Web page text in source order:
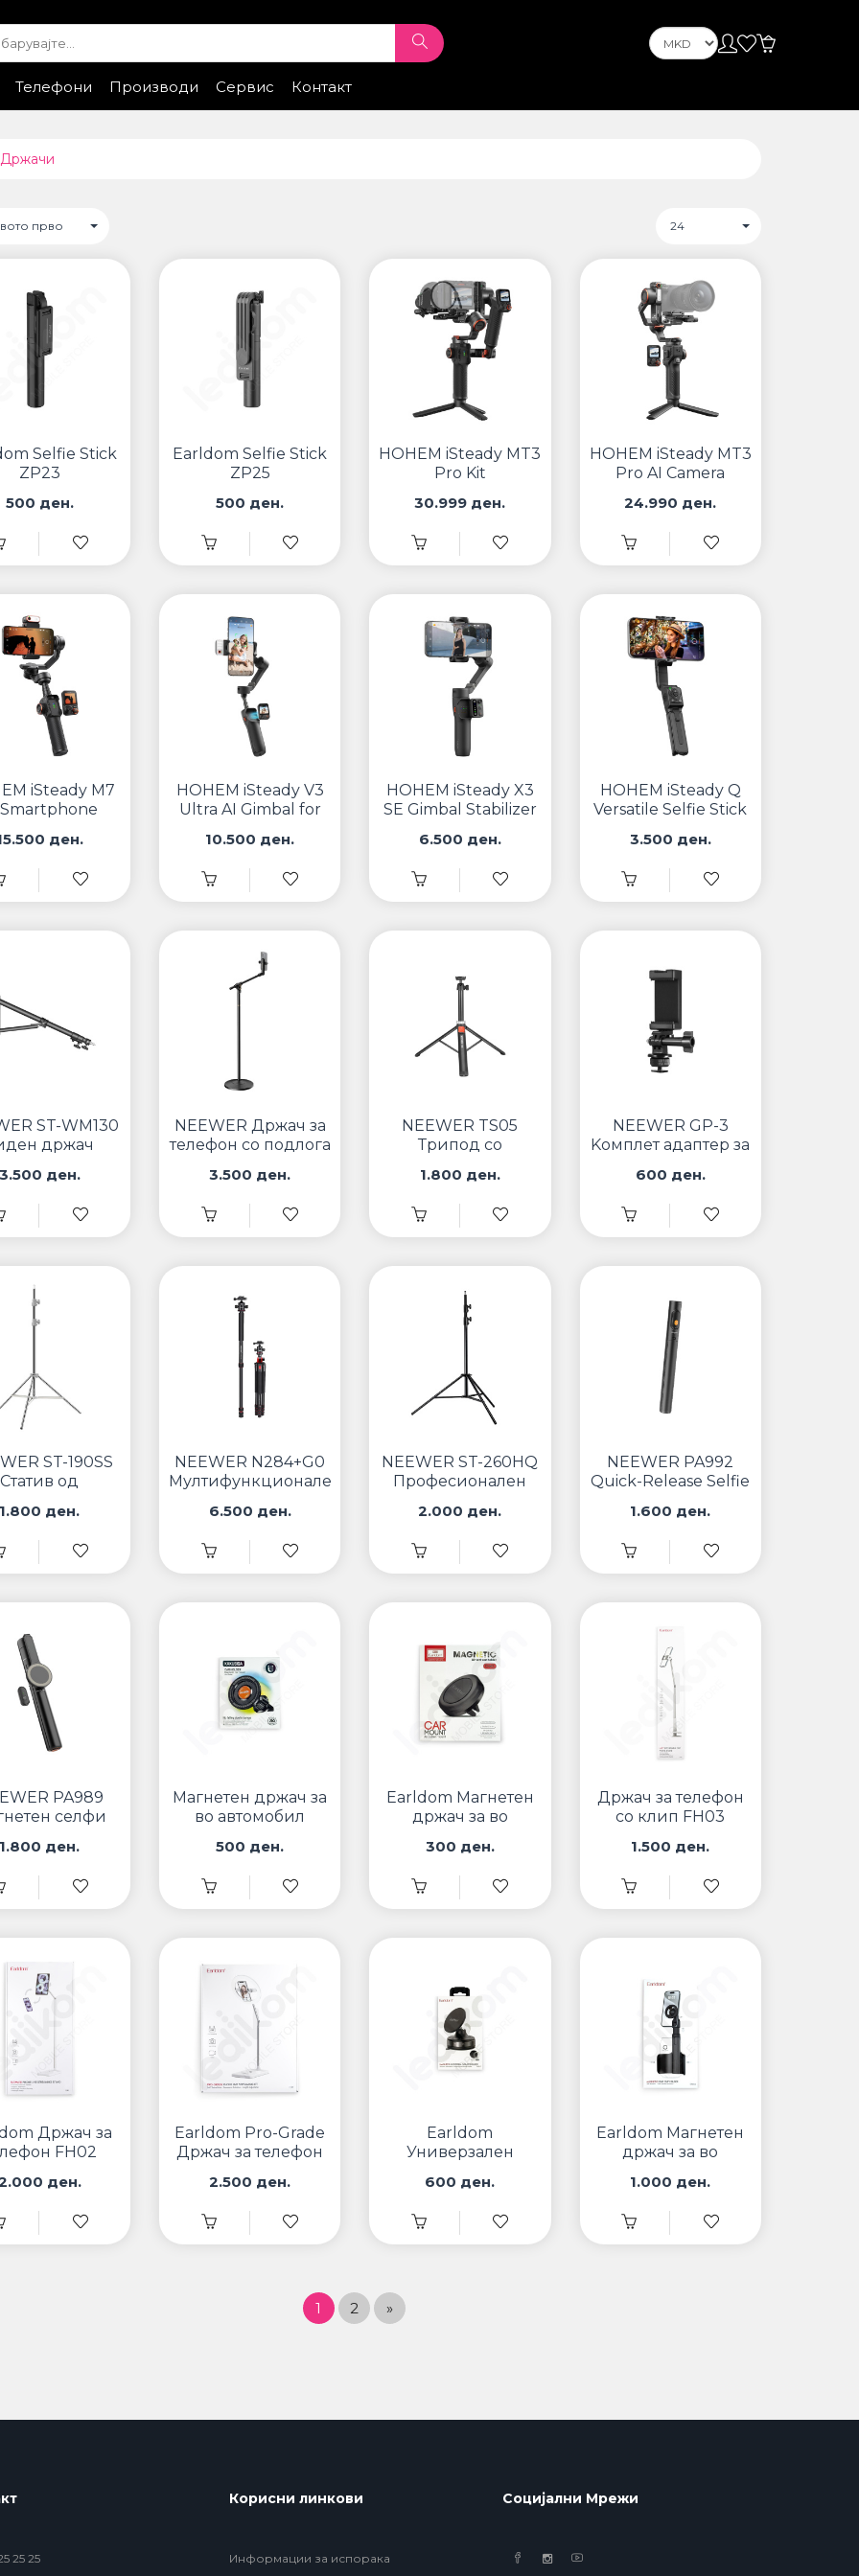
Телефони
Производи
Сервис
Провери статус
Контакт
Држачи
прво 24
Selfie Stick
ZP23
500 ден.
Earldom Selfie Stick
ZP25
500 ден.
HOHEM iSteady MT3
Pro Kit
30.999 ден.
HOHEM iSteady MT3
Pro AI Camera
24.990 ден.
iSteady M7
ден.
HOHEM iSteady V3
Ultra AI Gimbal for
10.500 ден.
HOHEM iSteady X3
SE Gimbal Stabilizer
6.500 ден.
HOHEM iSteady Q
Versatile Selfie Stick
3.500 ден.
ST-WM130
држач
3.500 ден.
NEEWER Држач за
телефон со подлога
3.500 ден.
NEEWER TS05
Трипод со
управувач
1.800 ден.
NEEWER GP-3
Kомплет адаптер за
600 ден.
ST-190SS
Статив од
челик
1.800 ден.
NEEWER N284+G0
Мултифункционален
6.500 ден.
NEEWER ST-260HQ
Професионален
осветлување
2.000 ден.
NEEWER PA992
Quick-Release Selfie
1.600 ден.
PA989
селфи
1.800 ден.
Магнетен држач за
во автомобил
500 ден.
Earldom Магнетен
држач за во
300 ден.
Држач за телефон
со клип FH03
1.500 ден.
Држач за
FH02
ден.
Earldom Pro-Grade
Држач за телефон
2.500 ден.
Earldom
Универзален
EH317
600 ден.
Earldom Магнетен
држач за во
1.000 ден.
1 2 »
25 25
Корисни линкови
Информации за испорака
Социјални Мрежи
УРЕДИ ЗА
ПРОЕКТОРИ